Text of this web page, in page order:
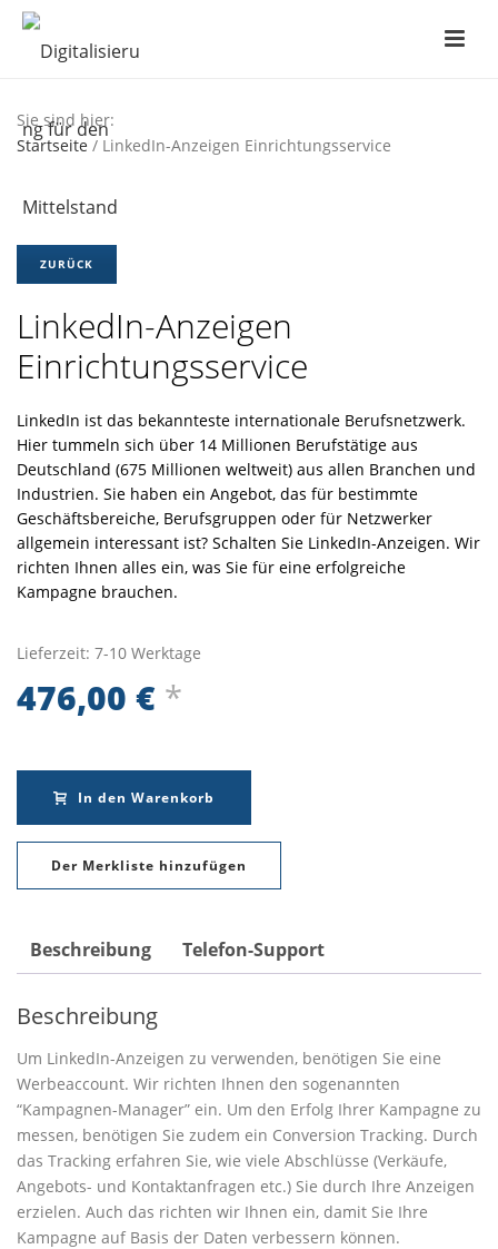
Sie sind hier:
Startseite / LinkedIn-Anzeigen Einrichtungsservice
ZURÜCK
LinkedIn-Anzeigen
Einrichtungsservice
LinkedIn ist das bekannteste internationale Berufsnetzwerk.
Hier tummeln sich über 14 Millionen Berufstätige aus
Deutschland (675 Millionen weltweit) aus allen Branchen und
Industrien. Sie haben ein Angebot, das für bestimmte
Geschäftsbereiche, Berufsgruppen oder für Netzwerker
allgemein interessant ist? Schalten Sie LinkedIn-Anzeigen. Wir
richten Ihnen alles ein, was Sie für eine erfolgreiche
Kampagne brauchen.
Lieferzeit: 7-10 Werktage
476,00 € *
In den Warenkorb
Der Merkliste hinzufügen
Beschreibung Telefon-Support
Beschreibung
Um LinkedIn-Anzeigen zu verwenden, benötigen Sie eine
Werbeaccount. Wir richten Ihnen den sogenannten
“Kampagnen-Manager” ein. Um den Erfolg Ihrer Kampagne zu
messen, benötigen Sie zudem ein Conversion Tracking. Durch
das Tracking erfahren Sie, wie viele Abschlüsse (Verkäufe,
Angebots- und Kontaktanfragen etc.) Sie durch Ihre Anzeigen
erzielen. Auch das richten wir Ihnen ein, damit Sie Ihre
Kampagne auf Basis der Daten verbessern können.